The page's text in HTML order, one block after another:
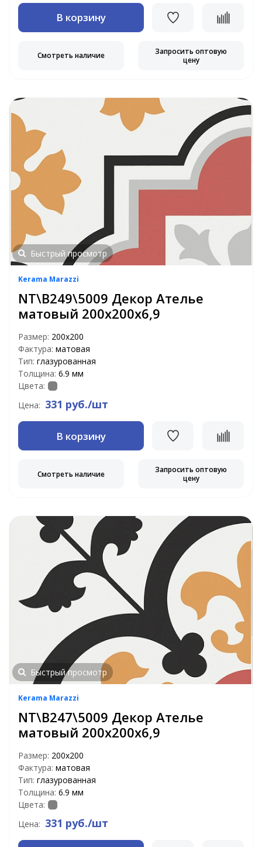
В корзину
Смотреть наличие
Запросить оптовую
цену
Быстрый просмотр
Kerama Marazzi
NT\B249\5009 Декор Ателье
матовый 200х200х6,9
Размер: 200х200
Фактура: матовая
Тип: глазурованная
Толщина: 6.9 мм
Цвета:
Цена: 331 руб./шт
В корзину
Смотреть наличие
Запросить оптовую
цену
Быстрый просмотр
Kerama Marazzi
NT\B247\5009 Декор Ателье
матовый 200х200х6,9
Размер: 200х200
Фактура: матовая
Тип: глазурованная
Толщина: 6.9 мм
Цвета:
Цена: 331 руб./шт